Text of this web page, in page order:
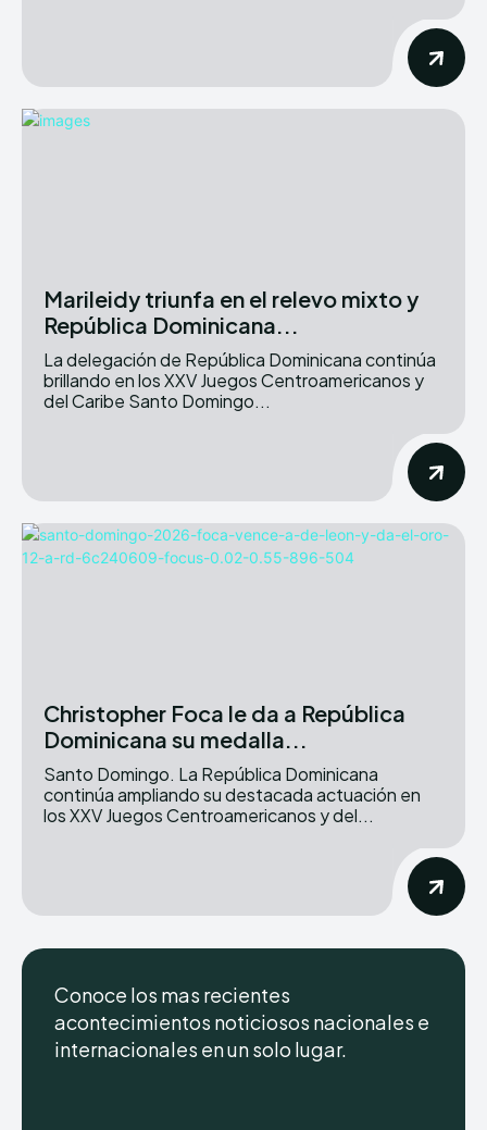
Marileidy triunfa en el relevo mixto y
República Dominicana...
La delegación de República Dominicana continúa
brillando en los XXV Juegos Centroamericanos y
del Caribe Santo Domingo...
Christopher Foca le da a República
Dominicana su medalla...
Santo Domingo. La República Dominicana
continúa ampliando su destacada actuación en
los XXV Juegos Centroamericanos y del...
Conoce los mas recientes
acontecimientos noticiosos nacionales e
internacionales en un solo lugar.